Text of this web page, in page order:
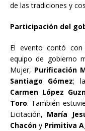
de las tradiciones y
Participación del
El evento contó
equipo de gobierno
Mujer, Purificación
Santiago Gómez;
Carmen López
Toro. También
Licitación, María
Chacón y Primitiva